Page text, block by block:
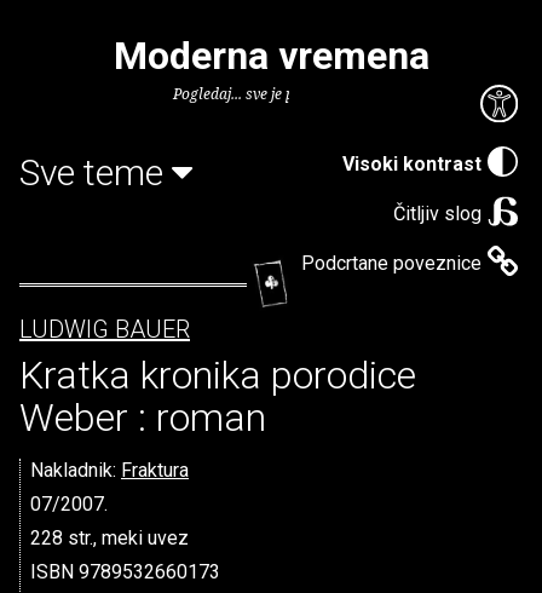
Visoki kontrast
Čitljiv slog
Podcrtane poveznice
Moderna vremena
Pogledaj... sve je puno knjiga.
Sve teme
LUDWIG BAUER
Kratka kronika porodice
Weber : roman
Nakladnik: Fraktura
07/2007.
228 str., meki uvez
ISBN 9789532660173